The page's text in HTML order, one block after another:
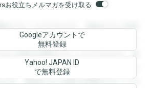
お役立ちメルマガを受け取る
することができます。登録すると回答
ます。登録すると回答を閲覧すること
と回答を閲覧することができます。登
ることができます。登録すると回答を
す。登録すると回答を閲覧することが
Googleアカウントで
無料登録
Yahoo! JAPAN ID
で無料登録